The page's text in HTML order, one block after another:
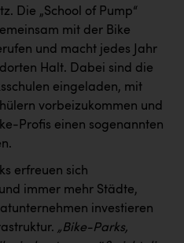
Die „School of Pump“
mit der Bike
und macht jedes Jahr
Halt. Dabei sind die
eingeladen, mit
vorbeizukommen und
Profis einen sogenannten
erfreuen sich
immer mehr Städte,
investieren
„Bike-Parks,